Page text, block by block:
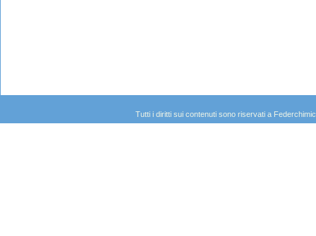
Tutti i diritti sui contenuti sono riservati a